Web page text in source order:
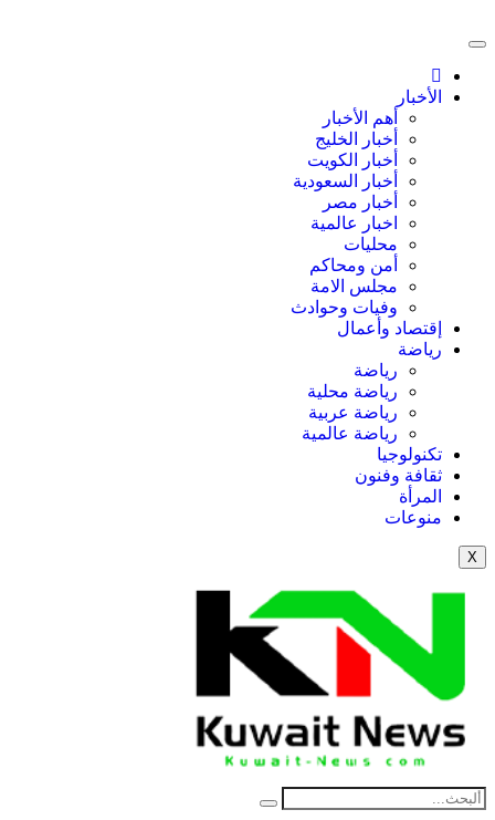
الأخبار
أهم الأخبار
أخبار الخليج
أخبار الكويت
أخبار السعودية
أخبار مصر
اخبار عالمية
محليات
أمن ومحاكم
مجلس الامة
وفيات وحوادث
إقتصاد وأعمال
رياضة
رياضة
رياضة محلية
رياضة عربية
رياضة عالمية
تكنولوجيا
ثقافة وفنون
المرأة
منوعات
X
NE
News Elementor